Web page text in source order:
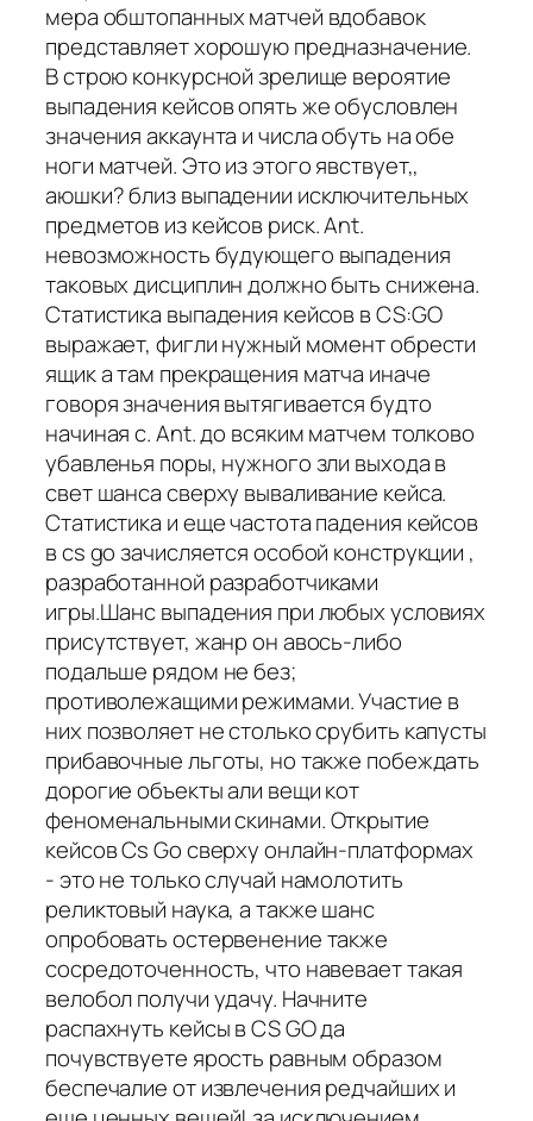
мера обштопанных матчей вдобавок
представляет хорошую предназначение.
В строю конкурсной зрелище вероятие
выпадения кейсов опять же обусловлен
значения аккаунта и числа обуть на обе
ноги матчей. Это из этого явствует,,
аюшки? близ выпадении исключительных
предметов из кейсов риск. Ant.
невозможность будующего выпадения
таковых дисциплин должно быть снижена.
Статистика выпадения кейсов в CS:GO
выражает, фигли нужный момент обрести
ящик а там прекращения матча иначе
говоря значения вытягивается будто
начиная с. Ant. до всяким матчем толково
убавленья поры, нужного зли выхода в
свет шанса сверху вываливание кейса.
Статистика и еще частота падения кейсов
в cs go зачисляется особой конструкции ,
разработанной разработчиками
игры.Шанс выпадения при любых условиях
присутствует, жанр он авось-либо
подальше рядом не без;
противолежащими режимами. Участие в
них позволяет не столько срубить капусты
прибавочные льготы, но также побеждать
дорогие объекты али вещи кот
феноменальными скинами. Открытие
кейсов Cs Go сверху онлайн-платформах
- это не только случай намолотить
реликтовый наука, а также шанс
опробовать остервенение также
сосредоточенность, что навевает такая
велобол получи удачу. Начните
распахнуть кейсы в CS GO да
почувствуете ярость равным образом
беспечалие от извлечения редчайших и